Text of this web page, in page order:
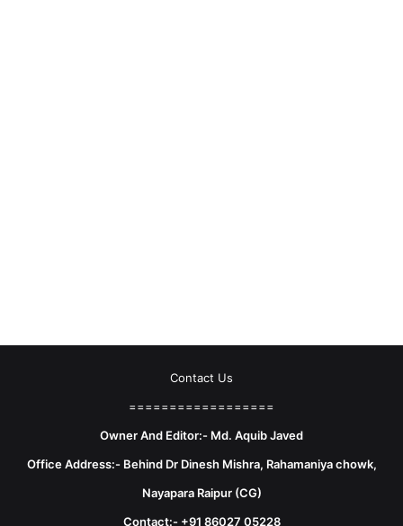
Contact Us
==================
Owner And Editor:- Md. Aquib Javed
Office Address:- Behind Dr Dinesh Mishra, Rahamaniya chowk,
Nayapara Raipur (CG)
Contact:- +91 86027 05228